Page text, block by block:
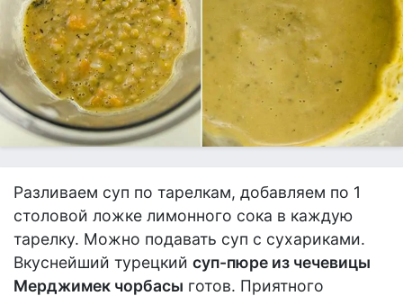
Разливаем суп по тарелкам, добавляем по 1
столовой ложке лимонного сока в каждую
тарелку. Можно подавать суп с сухариками.
Вкуснейший турецкий суп-пюре из чечевицы
Мерджимек чорбасы готов. Приятного